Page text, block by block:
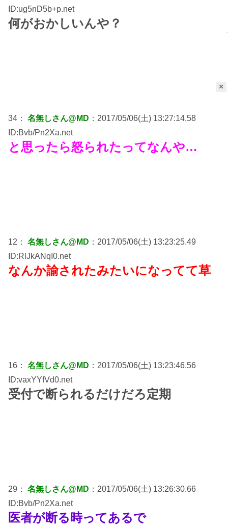
×
ID:ug5nD5b+p.net
何がおかしいんや？
34： 名無しさん@MD ：2017/05/06(土) 13:27:14.58
ID:Bvb/Pn2Xa.net
と思ったら怒られたってなんや…
12： 名無しさん@MD ：2017/05/06(土) 13:23:25.49
ID:RlJkANqI0.net
なんか諭されたみたいになってて草
16： 名無しさん@MD ：2017/05/06(土) 13:23:46.56
ID:vaxYYfVd0.net
受付で断られるだけだろ定期
29： 名無しさん@MD ：2017/05/06(土) 13:26:30.66
ID:Bvb/Pn2Xa.net
医者が断る時ってあるで